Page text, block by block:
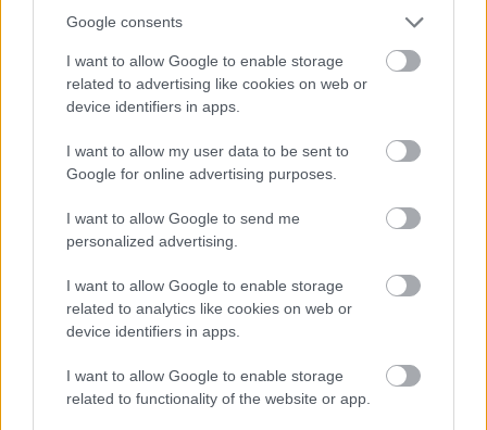
Google consents
I want to allow Google to enable storage
related to advertising like cookies on web or
device identifiers in apps.
I want to allow my user data to be sent to
Google for online advertising purposes.
I want to allow Google to send me
personalized advertising.
I want to allow Google to enable storage
related to analytics like cookies on web or
device identifiers in apps.
I want to allow Google to enable storage
related to functionality of the website or app.
Union), egyedül Rosario Dawson tartja csak a
Azonban természetesen az a legkevésbé sem rajtuk
múlt, hogy Chris Rock a saját tapasztalataiból egy
fontosnak tartó filmet forgatott, amely humoros és
drámai pillanatok szempontjából is erősen
egyáltalán nem bántanám a produkció, viszont Rock
lehetőleg csak akkor álljon legközelebb kamera
mögé, ha értelmes gondolatokat is képes lesz
megfogalmazni.
A Top Five teljes adatlapja a Magyar Film
Adatbázis (Mafab) oldalán